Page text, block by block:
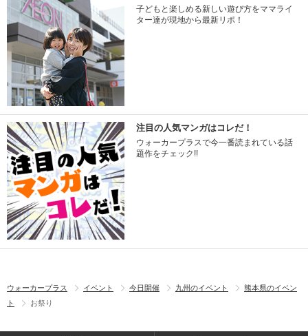
子どもと楽しめる新しい遊び方をママライ
ター達が現地から最新リポ！
注目の人気マンガはコレだ！
ウォーカープラスで今一番読まれている話
題作をチェック!!
ウォーカープラス イベント 今日開催 九州のイベント
熊本県のイベン
ト
お祭り